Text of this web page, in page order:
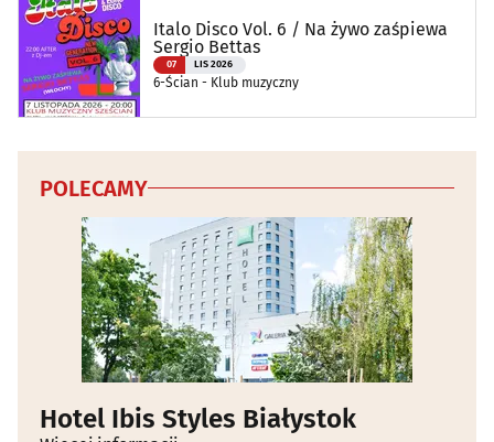
Italo Disco Vol. 6 / Na żywo zaśpiewa
Sergio Bettas
07 LIS 2026
6-Ścian - Klub muzyczny
POLECAMY
Hotel Ibis Styles Białystok